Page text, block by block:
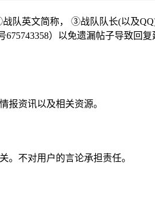
队英文简称， ③战队队长(以及
）以免遗漏帖子导致回复
报资讯以及相关资源。
。不对用户的言论承担责任。